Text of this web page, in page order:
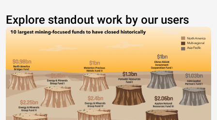
Explore standout work by our users